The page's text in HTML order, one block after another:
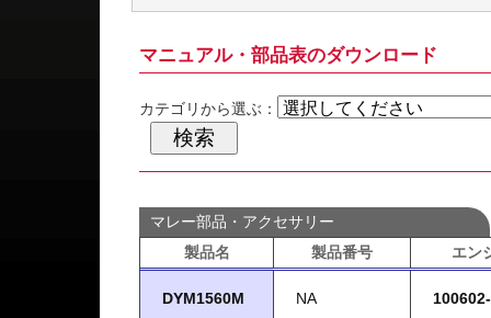
マニュアル・部品表のダウンロード
カテゴリから選ぶ：
マレー部品・アクセサリー
製品名
製品番号 エン
DYM1560M NA